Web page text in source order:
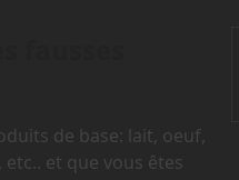
de base: lait, oeuf,
et que vous êtes